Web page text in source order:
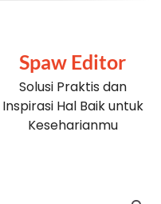
Spaw Editor
Solusi Praktis dan
Inspirasi Hal Baik untuk
Keseharianmu